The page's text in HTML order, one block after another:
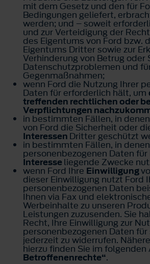
mit dem Gesetz und den für
Bedingungen geliefert,
werden; und – soweit
und zur Verteidigung der
des Eigentums von Ford bzw.
Eigentums Dritter sowie zur
Verhinderung von Betrug oder
Datenschutzproblemen und
Gegenmaßnahmen;
wenn Ford die Nutzung Ihrer
Daten für erforderlich hält, um
treffenden rechtlichen oder
Verpflichtungen
in bestimmten Fällen, in
von Ford die Sicherheit oder
Interessen Dritter geschützt
in bestimmten Fällen, in
personenbezogenen Daten für
Interesse liegende Zwecke
wenn Ford Ihre Einwilligung
dieser Einwilligung nutzt Ford
personenbezogenen Daten
Ihnen via Fax und
Werbeinhalte zu unseren
Leistungen zuzusenden. Sie
Recht, Ihre Einwilligung zur
personenbezogenen Daten
jederzeit zu widerrufen.
hierzu finden Sie im
Betroffenenrechte“.